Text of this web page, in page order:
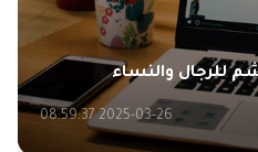
للرجال والنساء
2025-03-26 08:59:37